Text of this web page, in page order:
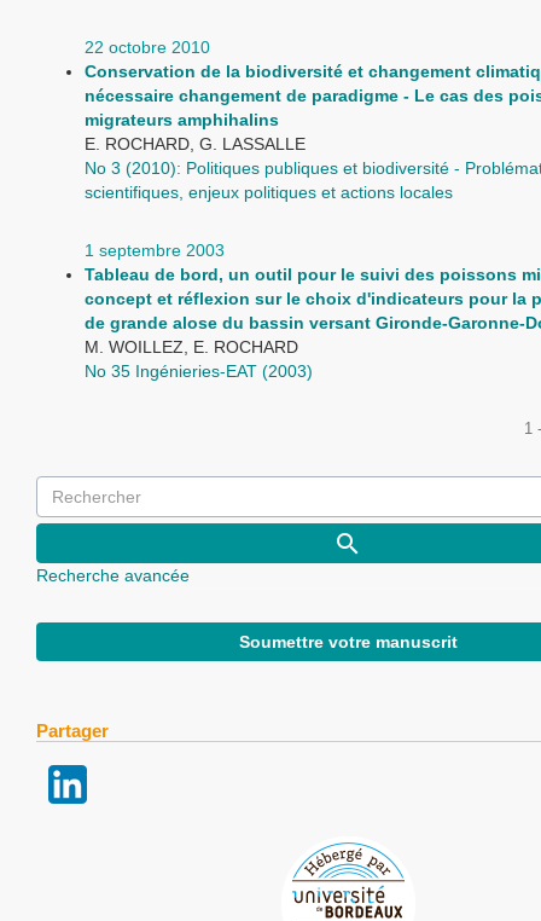
22 octobre 2010
Conservation de la biodiversité et changement
nécessaire changement de paradigme - Le cas des
migrateurs amphihalins
E. ROCHARD, G. LASSALLE
No 3 (2010): Politiques publiques et biodiversité -
scientifiques, enjeux politiques et actions locales
1 septembre 2003
Tableau de bord, un outil pour le suivi des poissons
concept et réflexion sur le choix d'indicateurs pour la
de grande alose du bassin versant Gironde-Garonne-
M. WOILLEZ, E. ROCHARD
No 35 Ingénieries-EAT (2003)
1
Recherche avancée
Soumettre votre manuscrit
Partager